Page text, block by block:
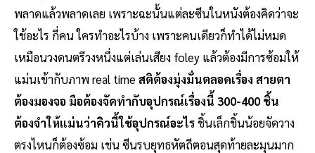
พลาดแล้วพลาดเลย เพราะฉะนั้นแต่ละซีนในหนังต้องคิดว่าจะ
ใช้อะไร กี่คน ใครทำอะไรบ้าง เพราะคนเดียวก็ทำได้ไม่หมด
เหมือนวงดนตรีวงหนึ่งแต่เล่นเสียง foley แล้วต้องมีการซ้อมให้
แม่นเข้ากับภาพ real time สติต้องมุ่งมั่นตลอดเรื่อง สายตา
ต้องมองจอ มือต้องจัดทำกับอุปกรณ์เรื่องนี้ 300-400 ชิ้น
ต้องจำให้แม่นว่าคิวนี้ใช้อุปกรณ์อะไรชิ้นเล็กชิ้นน้อยจัดวาง
ตรงไหนก็ต้องซ้อม เช่น ซีนรบยุทธหัตถีตอนสุดท้ายละมุนมาก